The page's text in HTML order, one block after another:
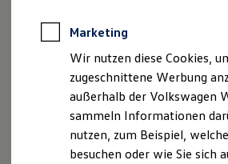
Anpfiff zum Gewinn
Elektroautos
ID. Tutorials
Elektrofahrzeugkonzepte
Reichweite
Reichweite der ID.
Reichweite im Winter
Impressum & Rechtliches
Probefahrt vereinbaren
Marketing
Wir nutzen diese Cookies,
zugeschnittene Werbung
außerhalb der Volkswagen
sammeln Informationen
nutzen, zum Beispiel,
besuchen oder wie Sie sich